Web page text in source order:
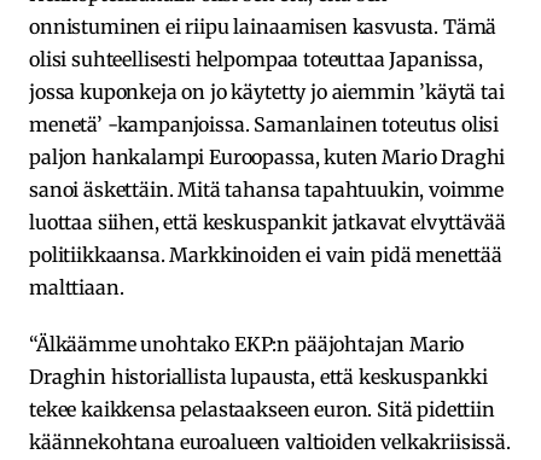
onnistuminen ei riipu lainaamisen kasvusta. Tämä
olisi suhteellisesti helpompaa toteuttaa Japanissa,
jossa kuponkeja on jo käytetty jo aiemmin ’käytä tai
menetä’ -kampanjoissa. Samanlainen toteutus olisi
paljon hankalampi Euroopassa, kuten Mario Draghi
sanoi äskettäin. Mitä tahansa tapahtuukin, voimme
luottaa siihen, että keskuspankit jatkavat elvyttävää
politiikkaansa. Markkinoiden ei vain pidä menettää
malttiaan.
“Älkäämme unohtako EKP:n pääjohtajan Mario
Draghin historiallista lupausta, että keskuspankki
tekee kaikkensa pelastaakseen euron. Sitä pidettiin
käännekohtana euroalueen valtioiden velkakriisissä.